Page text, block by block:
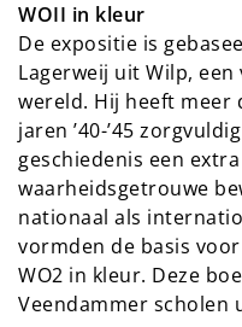
WOII in kleur
De expositie is
Lagerweij uit Wilp,
wereld. Hij heeft meer
jaren ’40-’45
geschiedenis een
waarheidsgetrouwe
nationaal als
vormden de basis
WO2 in kleur. Deze
Veendammer scholen